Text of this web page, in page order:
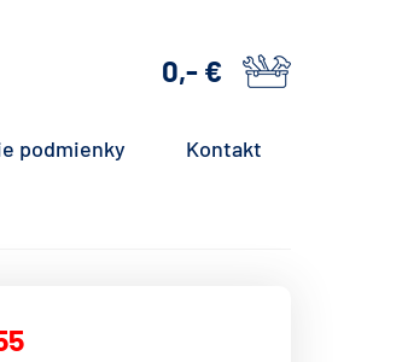
0,- €
podmienky Kontakt